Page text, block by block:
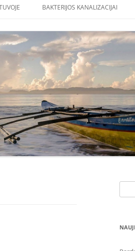
BAKTERIJOS KANALIZACIJAI
for: